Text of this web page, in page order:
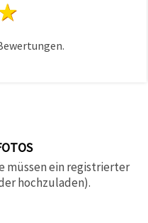
Sterne
müssen ein registrierter
hochzuladen).